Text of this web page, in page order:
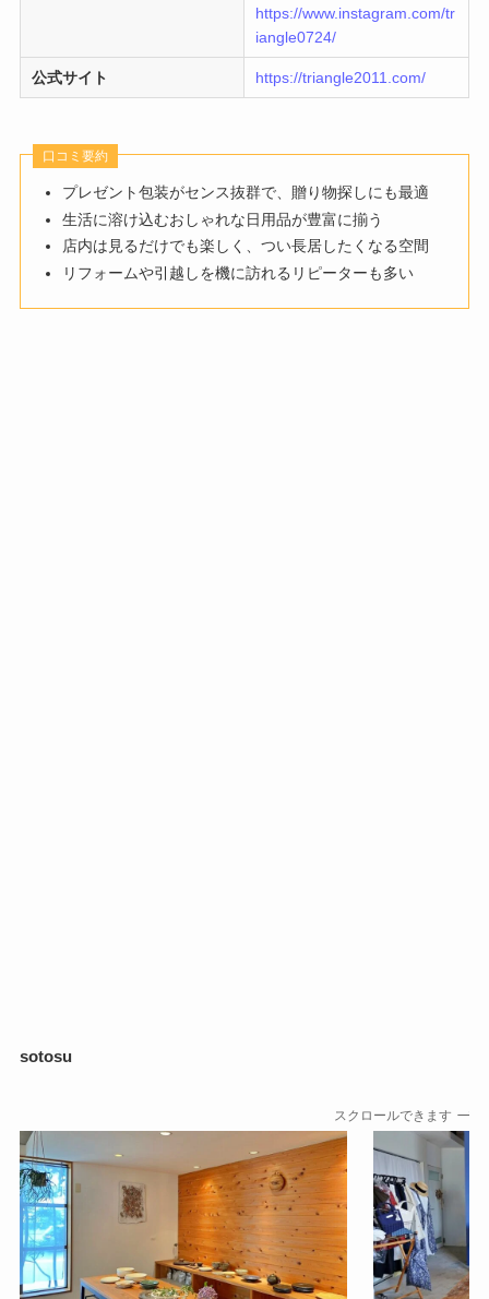
https://www.instagram.com/tr
iangle0724/
公式サイト https://triangle2011.com/
口コミ要約
プレゼント包装がセンス抜群で、贈り物探しにも最適
生活に溶け込むおしゃれな日用品が豊富に揃う
店内は見るだけでも楽しく、つい長居したくなる空間
リフォームや引越しを機に訪れるリピーターも多い
sotosu
スクロールできます